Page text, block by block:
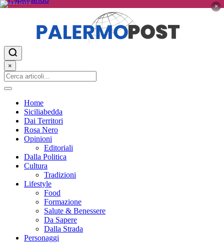
PUBBLICITÀ ×
×
Home
Siciliabedda
Dai Territori
Rosa Nero
Opinioni
Editoriali
Dalla Politica
Cultura
Tradizioni
Lifestyle
Food
Formazione
Salute & Benessere
Da Sapere
Dalla Strada
Personaggi